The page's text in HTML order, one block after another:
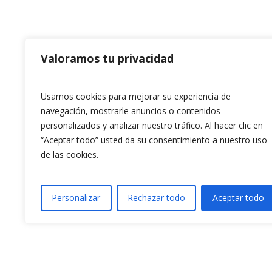
Valoramos tu privacidad
Usamos cookies para mejorar su experiencia de
navegación, mostrarle anuncios o contenidos
personalizados y analizar nuestro tráfico. Al hacer clic en
“Aceptar todo” usted da su consentimiento a nuestro uso
de las cookies.
Personalizar Rechazar todo Aceptar todo